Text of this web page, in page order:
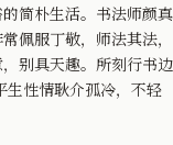
简朴生活。书法师颜真
佩服丁敬，师法其法，
别具天趣。所刻行书边
生性情耿介孤冷，不轻